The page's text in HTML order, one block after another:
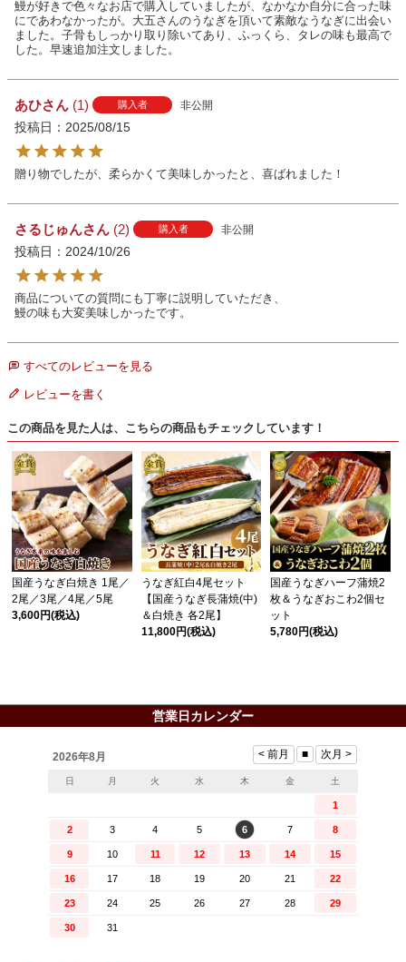
鰻が好きで色々なお店で購入していましたが、なかなか自分に合った味
にであわなかったが。大五さんのうなぎを頂いて素敵なうなぎに出会い
ました。子骨もしっかり取り除いてあり、ふっくら、タレの味も最高で
した。早速追加注文しました。
あひ 1 購入者 非公開
投稿日 2025/08/15
贈り物でしたが、柔らかくて美味しかったと、喜ばれました！
さるじゅん 2 購入者 非公開
投稿日 2024/10/26
商品についての質問にも丁寧に説明していただき、
鰻の味も大変美味しかったです。
すべてのレビューを見る
レビューを書く
この商品を見た人は、こちらの商品もチェックしています！
国産うなぎ白焼き 1尾／
2尾／3尾／4尾／5尾
3,600円(税込)
うなぎ紅白4尾セット
【国産うなぎ長蒲焼(中)
＆白焼き 各2尾】
11,800円(税込)
国産うなぎハーフ蒲焼2
枚＆うなぎおこわ2個セ
ット
5,780円(税込)
営業日カレンダー